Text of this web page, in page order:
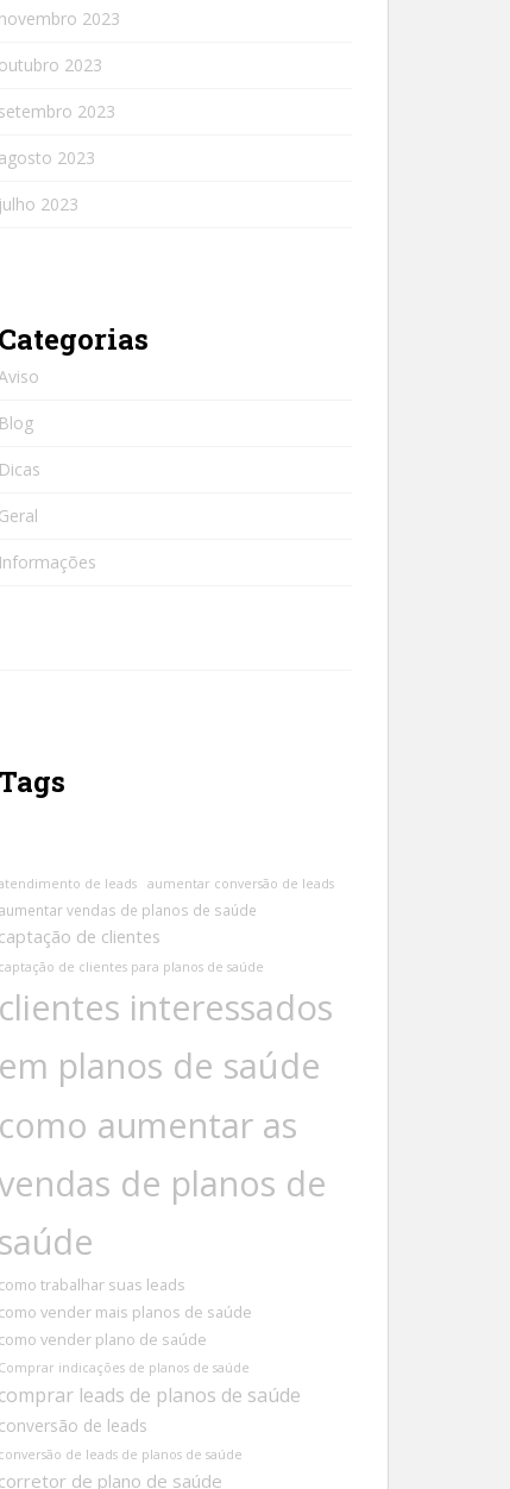
novembro 2023
outubro 2023
setembro 2023
agosto 2023
julho 2023
Categorias
Blog
Dicas
Geral
Informações
Tags
de leads aumentar conversão de leads
aumentar vendas de planos de saúde
captação de clientes
captação de clientes para planos de saúde
clientes interessados
em planos de saúde
como aumentar as
de planos de
saúde
como trabalhar suas leads
como vender mais planos de saúde
como vender plano de saúde
Comprar indicações de planos de saúde
comprar leads de planos de saúde
conversão de leads
conversão de leads de planos de saúde
corretor de plano de saúde